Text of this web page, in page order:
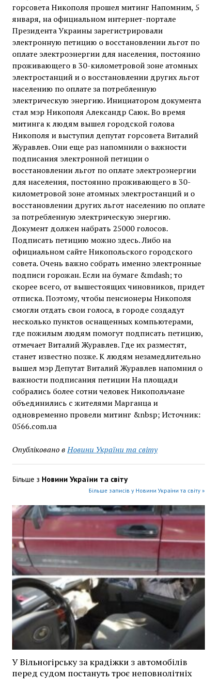
горсовета Никополя прошел митинг Напомним, 5
января, на официальном интернет-портале
Президента Украины зарегистрировали
электронную петицию о восстановлении льгот по
оплате электроэнергии для населения, постоянно
проживающего в 30-километровой зоне атомных
электростанций и о восстановлении других льгот
населению по оплате за потребленную
электрическую энергию. Инициатором документа
стал мэр Никополя Александр Саюк. Во время
митинга к людям вышел городской голова
Никополя и выступил депутат горсовета Виталий
Журавлев. Они еще раз напомнили о важности
подписания электронной петиции о
восстановлении льгот по оплате электроэнергии
для населения, постоянно проживающего в 30-
километровой зоне атомных электростанций и о
восстановлении других льгот населению по оплате
за потребленную электрическую энергию.
Документ должен набрать 25000 голосов.
Подписать петицию можно здесь. Либо на
официальном сайте Никопольского городского
совета. Очень важно собрать именно электронные
подписи горожан. Если на бумаге &mdash; то
скорее всего, от вышестоящих чиновников, придет
отписка. Поэтому, чтобы пенсионеры Никополя
смогли отдать свои голоса, в городе создадут
несколько пунктов оснащенных компьютерами,
где пожилым людям помогут подписать петицию,
отмечает Виталий Журавлев. Где их разместят,
станет известно позже. К людям незамедлительно
вышел мэр Депутат Виталий Журавлев напомнил о
важности подписания петиции На площади
собрались более сотни человек Никопольчане
объединились с жителями Марганца и
одновременно провели митинг &nbsp; Источник:
0566.com.ua
Опубліковано в Новини України та світу
Більше з Новини України та світу
Більше записів у Новини України та світу »
У Вільногірську за крадіжки з автомобілів
перед судом постануть троє неповнолітніх